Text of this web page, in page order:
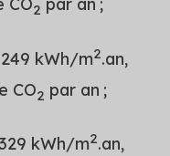
CO2 par an ;
kWh/m2.an,
CO2 par an ;
kWh/m2.an,